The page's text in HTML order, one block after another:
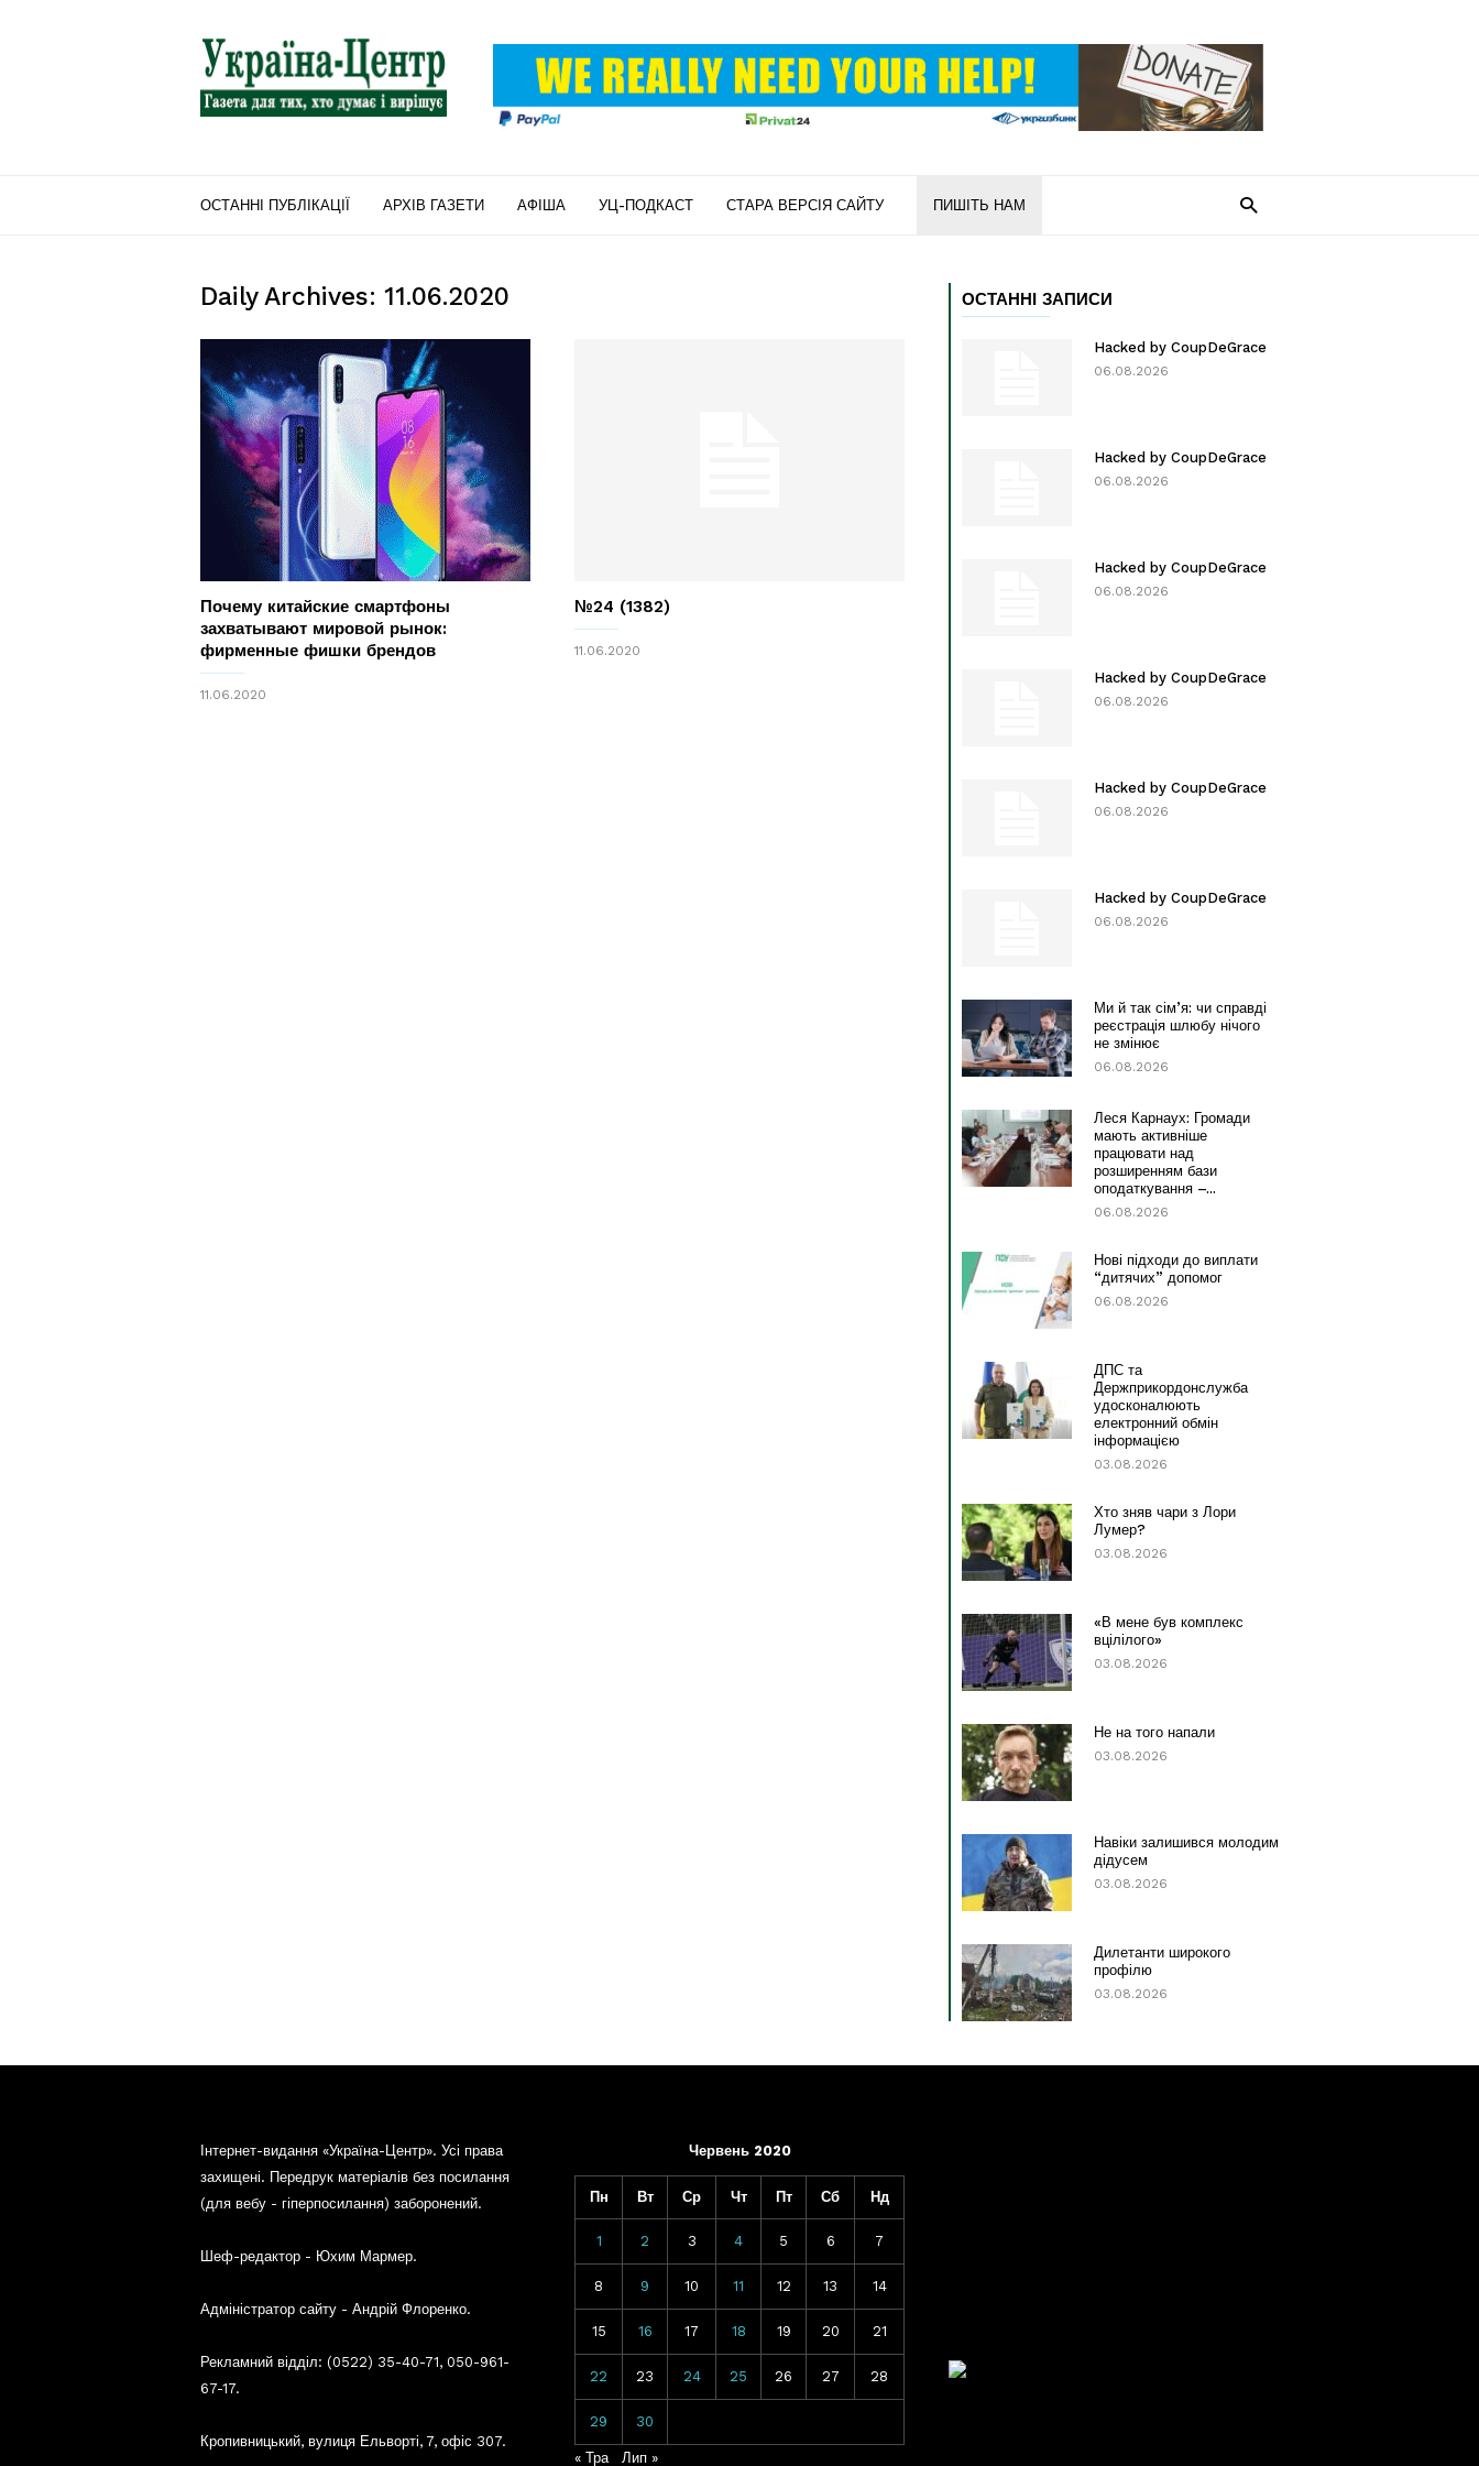
"Україна-
Центр"
ОСТАННІ ПУБЛІКАЦІЇ АРХІВ ГАЗЕТИ АФІША УЦ-ПОДКАСТ СТАРА ВЕРСІЯ САЙТУ ПИШІТЬ НАМ
Daily Archives: 11.06.2020
Почему китайские смартфоны
захватывают мировой рынок:
фирменные фишки брендов
11.06.2020
№24 (1382)
11.06.2020
ОСТАННІ ЗАПИСИ
Hacked by CoupDeGrace
06.08.2026
Hacked by CoupDeGrace
06.08.2026
Hacked by CoupDeGrace
06.08.2026
Hacked by CoupDeGrace
06.08.2026
Hacked by CoupDeGrace
06.08.2026
Hacked by CoupDeGrace
06.08.2026
Ми й так сім’я: чи справді
реєстрація шлюбу нічого
не змінює
06.08.2026
Леся Карнаух: Громади
мають активніше
працювати над
розширенням бази
оподаткування –...
06.08.2026
Нові підходи до виплати
“дитячих” допомог
06.08.2026
ДПС та
Держприкордонслужба
удосконалюють
електронний обмін
інформацією
03.08.2026
Хто зняв чари з Лори
Лумер?
03.08.2026
«В мене був комплекс
вцілілого»
03.08.2026
Не на того напали
03.08.2026
Навіки залишився молодим
дідусем
03.08.2026
Дилетанти широкого
профілю
03.08.2026
Інтернет-видання «Україна-Центр». Усі права
захищені. Передрук матеріалів без посилання
(для вебу - гіперпосилання) заборонений.
Шеф-редактор - Юхим Мармер.
Адміністратор сайту - Андрій Флоренко.
Рекламний відділ: (0522) 35-40-71, 050-961-
67-17.
Кропивницький, вулиця Ельворті, 7, офіс 307.
Червень 2020
Пн Вт Ср Чт Пт Сб Нд
1 2 3 4 5 6 7
8 9 10 11 12 13 14
15 16 17 18 19 20 21
22 23 24 25 26 27 28
29 30
« Тра Лип »